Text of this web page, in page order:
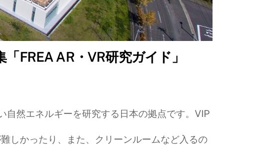
FREA AR・VR研究ガイド」
自然エネルギーを研究する日本の拠点です。VIP
しかったり、また、クリーンルームなど入るの